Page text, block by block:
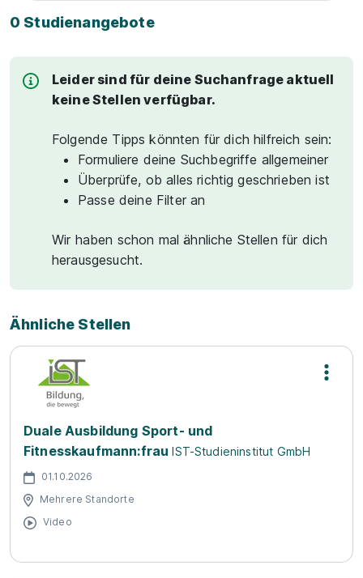
0 Studienangebote
Leider sind für deine Suchanfrage aktuell
keine Stellen verfügbar.
Folgende Tipps könnten für dich hilfreich sein:
Formuliere deine Suchbegriffe allgemeiner
Überprüfe, ob alles richtig geschrieben ist
Passe deine Filter an
Wir haben schon mal ähnliche Stellen für dich
herausgesucht.
Ähnliche Stellen
Duale Ausbildung Sport- und
Fitnesskaufmann:frau IST-Studieninstitut GmbH
01.10.2026
Mehrere Standorte
Video